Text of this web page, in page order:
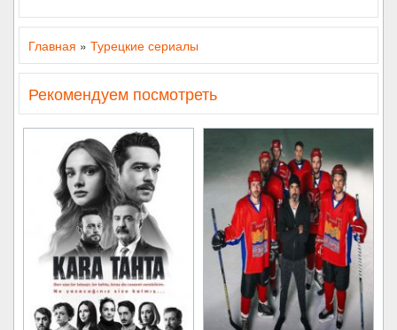
Главная » Турецкие сериалы
Рекомендуем посмотреть